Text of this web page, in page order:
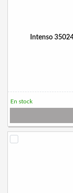
Intenso
En stock